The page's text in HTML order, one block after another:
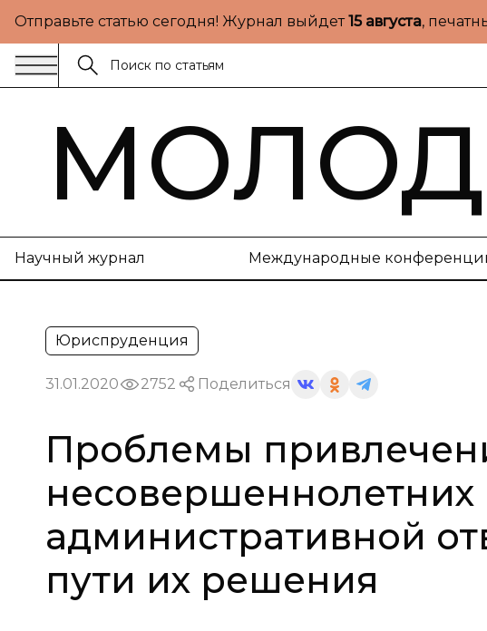
Отправьте статью сегодня! Журнал выйдет15 августа,
Научный журнал Международные
Юриспруденция
31.01.2020 2752 Поделиться
Проблемы
несовершеннолетних
административной
пути их решения